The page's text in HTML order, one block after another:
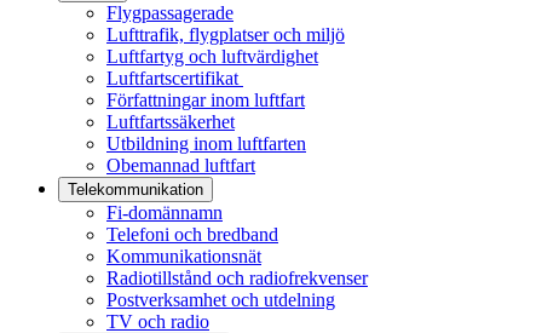
Flygpassagerade
Lufttrafik, flygplatser och miljö
Luftfartyg och luftvärdighet
Luftfartscertifikat
Författningar inom luftfart
Luftfartssäkerhet
Utbildning inom luftfarten
Obemannad luftfart
Telekommunikation
Fi-domännamn
Telefoni och bredband
Kommunikationsnät
Radiotillstånd och radiofrekvenser
Postverksamhet och utdelning
TV och radio